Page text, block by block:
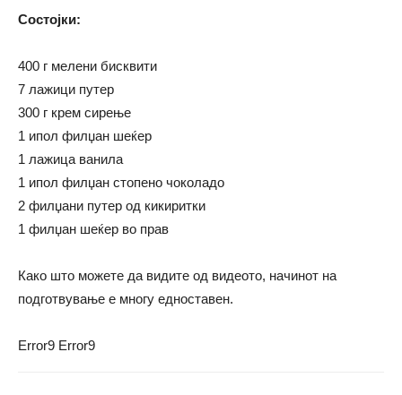
Состојки:
400 г мелени бисквити
7 лажици путер
300 г крем сирење
1 ипол филџан шеќер
1 лажица ванила
1 ипол филџан стопено чоколадо
2 филџани путер од кикиритки
1 филџан шеќер во прав
Како што можете да видите од видеото, начинот на
подготвување е многу едноставен.
Error9 Error9